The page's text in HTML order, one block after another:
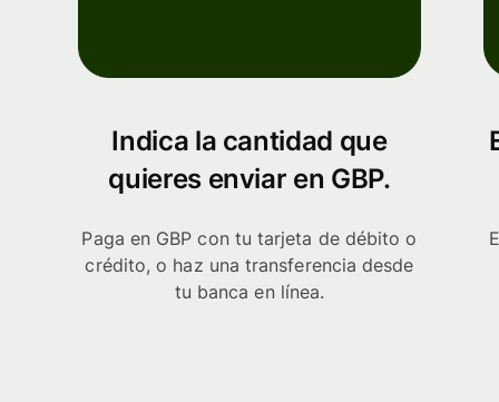
Indica la cantidad que
quieres enviar en GBP.
Paga en GBP con tu tarjeta de débito o
crédito, o haz una transferencia desde
tu banca en línea.